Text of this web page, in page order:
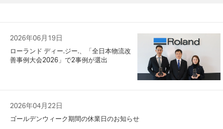
2026年06月19日
ローランド ディー.ジー.、「全日本物流改
善事例大会2026」で2事例が選出
2026年04月22日
ゴールデンウィーク期間の休業日のお知らせ